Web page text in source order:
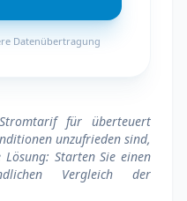
Datenübertragung
für überteuert
unzufrieden sind,
Starten Sie einen
Vergleich der